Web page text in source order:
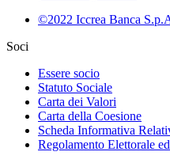
©2022 Iccrea Banca
Soci
Essere socio
Statuto Sociale
Carta dei Valori
Carta della Coesione
Scheda Informativa
Regolamento Elettorale